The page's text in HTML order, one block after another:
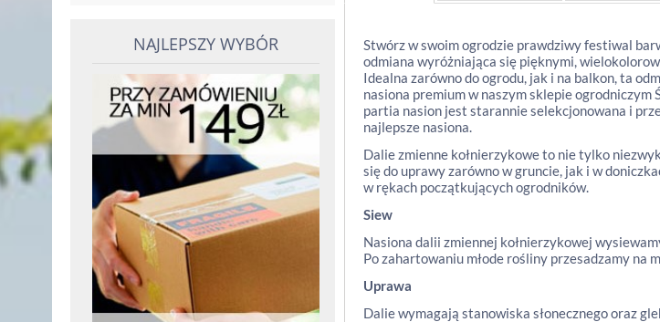
NAJLEPSZY WYBÓR Stwórz w swoim ogrodzie prawdziwy festiwal
odmiana wyróżniająca się pięknymi,
Idealna zarówno do ogrodu, jak i na balkon, ta
nasiona premium w naszym sklepie
partia nasion jest starannie selekcjonowana i
najlepsze nasiona.
Dalie zmienne kołnierzykowe to nie tylko
się do uprawy zarówno w gruncie, jak i w
w rękach początkujących ogrodników.
Siew
Nasiona dalii zmiennej kołnierzykowej
Po zahartowaniu młode rośliny przesadzamy na
Uprawa
Dalie wymagają stanowiska słonecznego oraz